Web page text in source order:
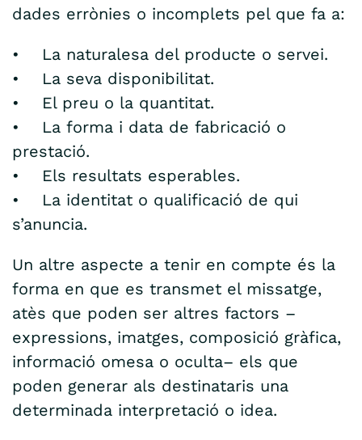
dades errònies o incomplets pel que fa a:
• La naturalesa del producte o servei.
• La seva disponibilitat.
• El preu o la quantitat.
• La forma i data de fabricació o
prestació.
• Els resultats esperables.
• La identitat o qualificació de qui
s’anuncia.
Un altre aspecte a tenir en compte és la
forma en que es transmet el missatge,
atès que poden ser altres factors –
expressions, imatges, composició gràfica,
informació omesa o oculta– els que
poden generar als destinataris una
determinada interpretació o idea.